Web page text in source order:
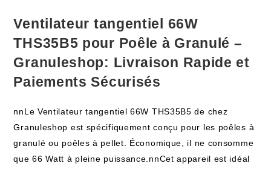
Ventilateur tangentiel 66W
THS35B5 pour Poêle à Granulé –
Granuleshop: Livraison Rapide et
Paiements Sécurisés
nnLe Ventilateur tangentiel 66W THS35B5 de chez
Granuleshop est spécifiquement conçu pour les poêles à
granulé ou poêles à pellet. Économique, il ne consomme
que 66 Watt à pleine puissance.nnCet appareil est idéal